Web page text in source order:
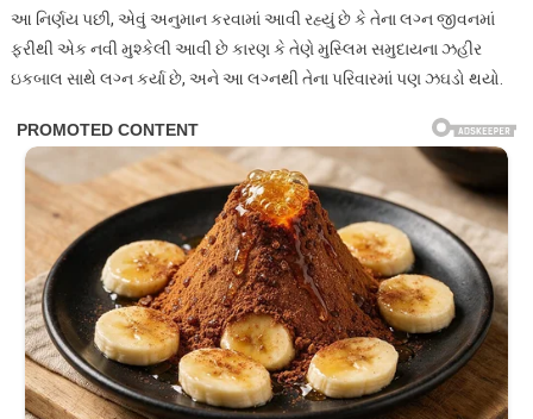
આ નિર્ણય પછી, એવું અનુમાન કરવામાં આવી રહ્યું છે કે તેના લગ્ન જીવનમાં
ફરીથી એક નવી મુશ્કેલી આવી છે કારણ કે તેણે મુસ્લિમ સમુદાયના ઝહીર
ઇકબાલ સાથે લગ્ન કર્યા છે, અને આ લગ્નથી તેના પરિવારમાં પણ ઝઘડો થયો.